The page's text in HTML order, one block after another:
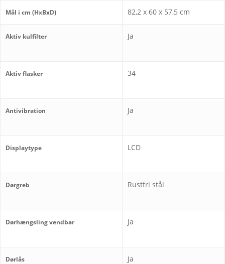
Mål i cm (HxBxD) 82,2 x 60 x 57,5 cm
Aktiv kulfilter Ja
Aktiv flasker 34
Antivibration Ja
Displaytype LCD
Dørgreb Rustfri stål
Dørhængsling vendbar Ja
Dørlås Ja